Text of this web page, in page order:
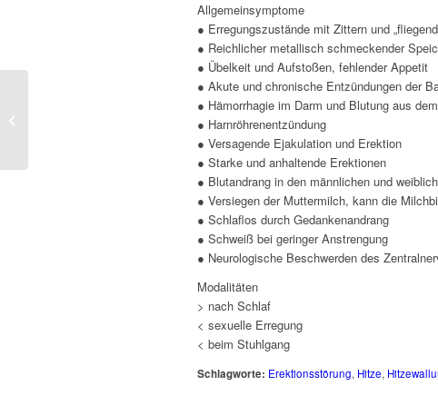
Allgemeinsymptome
● Erregungszustände mit Zittern und
● Reichlicher metallisch schmeckender
● Übelkeit und Aufstoßen, fehlender Appetit
● Akute und chronische Entzündungen der
● Hämorrhagie im Darm und Blutung aus
● Harnröhrenentzündung
● Versagende Ejakulation und Erektion
● Starke und anhaltende Erektionen
● Blutandrang in den männlichen und
● Versiegen der Muttermilch, kann die
● Schlaflos durch Gedankenandrang
● Schweiß bei geringer Anstrengung
● Neurologische Beschwerden des
Modalitäten
> nach Schlaf
< sexuelle Erregung
< beim Stuhlgang
Schlagworte: Erektionsstörung, Hitze,